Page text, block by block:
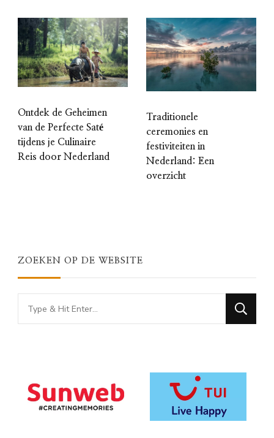
Ontdek de Geheimen
van de Perfecte Saté
tijdens je Culinaire
Reis door Nederland
Traditionele
ceremonies en
festiviteiten in
Nederland: Een
overzicht
ZOEKEN OP DE WEBSITE
Looking
for